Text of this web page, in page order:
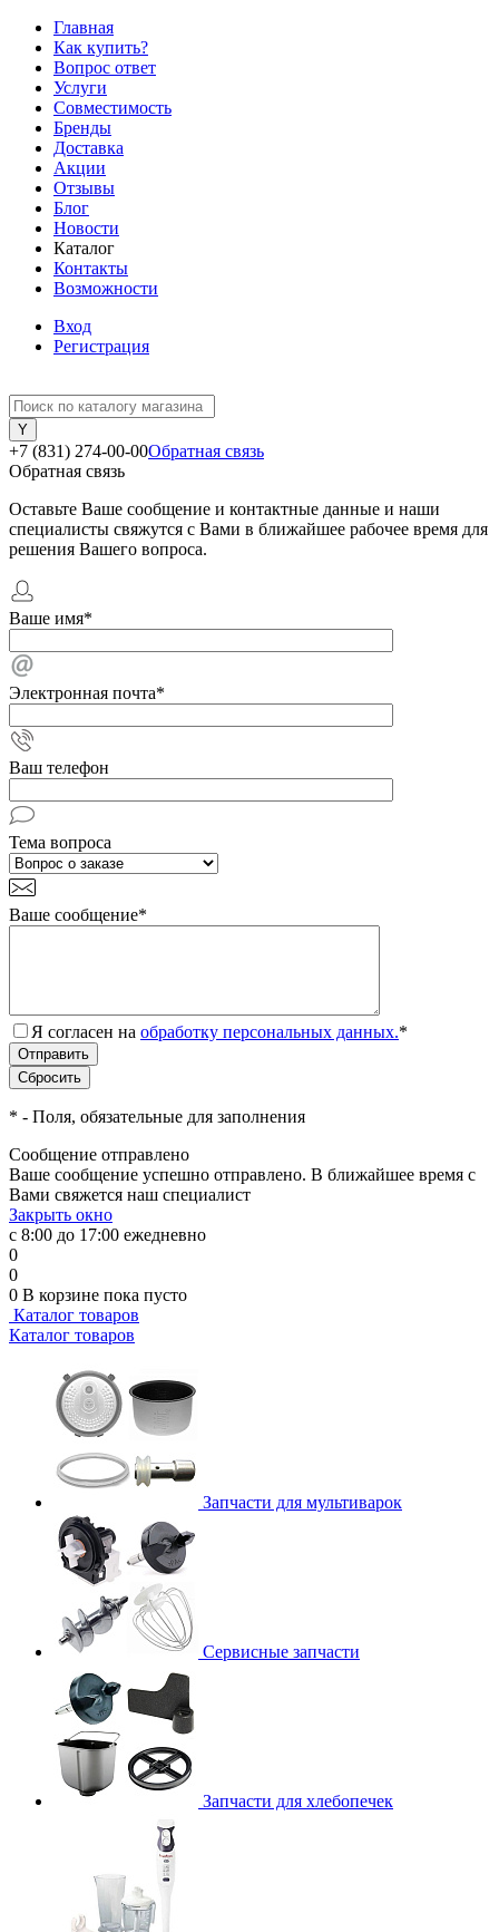
Главная
Как купить?
Вопрос ответ
Услуги
Совместимость
Бренды
Доставка
Акции
Отзывы
Блог
Новости
Каталог
Контакты
Возможности
Вход
Регистрация
+7 (831) 274-00-00Обратная связь
Обратная связь
Оставьте Ваше сообщение и контактные данные и наши
специалисты свяжутся с Вами в ближайшее рабочее время для
решения Вашего вопроса.
Ваше имя*
Электронная почта*
Ваш телефон
Тема вопроса
Ваше сообщение*
Я согласен на обработку персональных данных.*
* - Поля, обязательные для заполнения
Сообщение отправлено
Ваше сообщение успешно отправлено. В ближайшее время с
Вами свяжется наш специалист
Закрыть окно
с 8:00 до 17:00 ежедневно
0
0
0 В корзине пока пусто
Каталог товаров
Каталог товаров
Запчасти для мультиварок
Сервисные запчасти
Запчасти для хлебопечек